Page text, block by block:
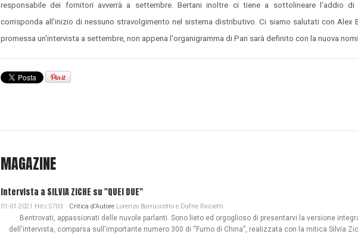
responsabile dei fornitori avverrà a settembre. Bertani inoltre ci tiene a sottolineare l'addio di
corrisponda all'inizio di nessuno stravolgimento nel sistema distributivo. Ci siamo salutati con Alex
promessa un'intervista a settembre, non appena l'organigramma di Pan sarà definito con la nuova
MAGAZINE
Intervista a SILVIA ZICHE su "QUEI DUE"
01-01-2021 Hits:5703 Critica d'AutoreLorenzo Barruscotto e Dafne Riccietti
Bentrovati, appassionati delle nuvole parlanti. Sono lieto ed orgoglioso di presentarvi la versione
dell'intervista, comparsa sull'importante numero 300 di “Fumo di China”, realizzata con la mitica Silvia